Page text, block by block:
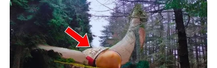
Deixe um Comentário